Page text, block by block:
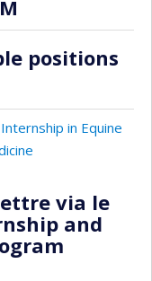
positions
in Equine
via le
and